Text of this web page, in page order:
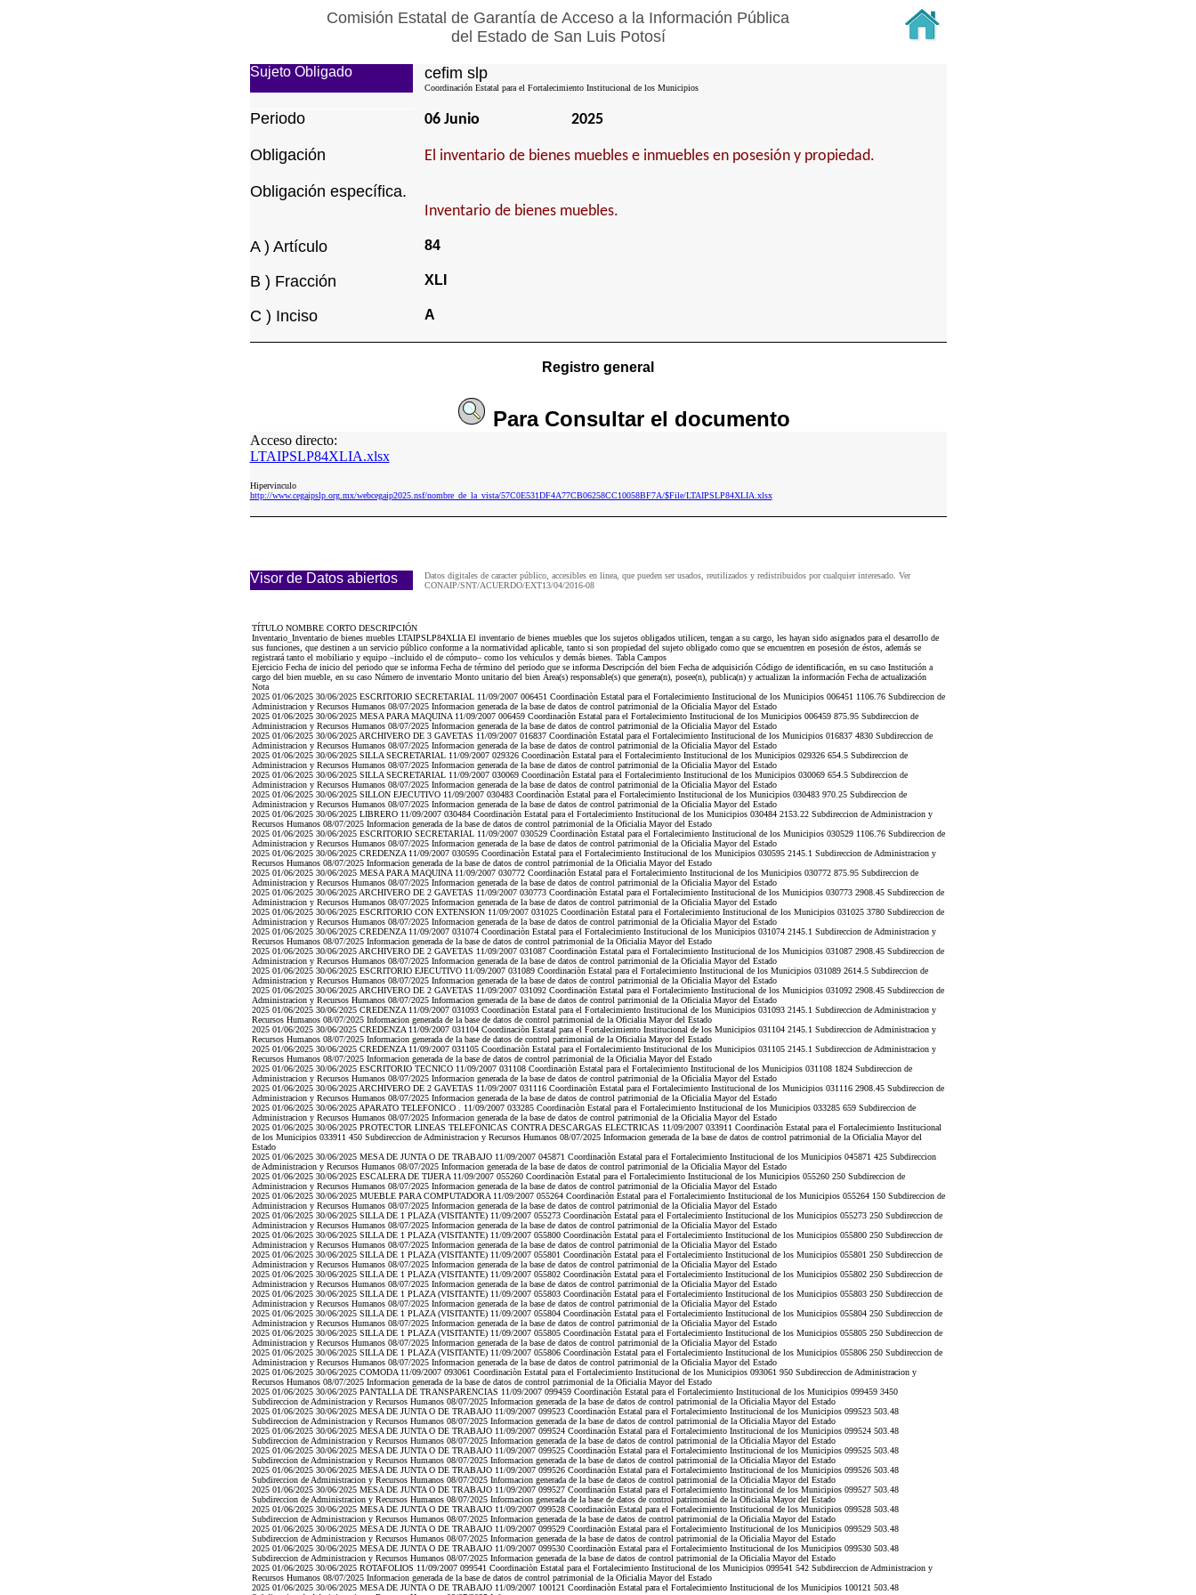
Comisión Estatal de Garantía de Acceso a la Información Pública
del Estado de San Luis Potosí
Sujeto Obligado cefim slp
Coordinación Estatal para el Fortalecimiento Institucional de los Municipios
Periodo 06 Junio 2025
Obligación El inventario de bienes muebles e inmuebles en posesión y propiedad.
Obligación específica.
Inventario de bienes muebles.
A ) Artículo 84
B ) Fracción XLI
C ) Inciso A
Registro general
Para Consultarel documento
Acceso directo:
LTAIPSLP84XLIA.xlsx
Hipervinculo
http://www.cegaipslp.org.mx/webcegaip2025.nsf/nombre_de_la_vista/57C0E531DF4A77CB06258CC10058BF7A/$File/LTAIPSLP84XLIA.xlsx
Visor de Datos abiertos
Datos digitales de caracter público, accesibles en linea, que pueden ser usados, reutilizados y redistribuidos por cualquier interesado. Ver
CONAIP/SNT/ACUERDO/EXT13/04/2016-08
TÍTULO NOMBRE CORTO DESCRIPCIÓN
Inventario_Inventario de bienes muebles LTAIPSLP84XLIA El inventario de bienes muebles que los sujetos obligados utilicen, tengan a su cargo, les hayan sido asignados para el desarrollo de
sus funciones, que destinen a un servicio público conforme a la normatividad aplicable, tanto si son propiedad del sujeto obligado como que se encuentren en posesión de éstos, además se
registrará tanto el mobiliario y equipo –incluido el de cómputo– como los vehículos y demás bienes. Tabla Campos
Ejercicio Fecha de inicio del periodo que se informa Fecha de término del periodo que se informa Descripción del bien Fecha de adquisición Código de identificación, en su caso Institución a
cargo del bien mueble, en su caso Número de inventario Monto unitario del bien Área(s) responsable(s) que genera(n), posee(n), publica(n) y actualizan la información Fecha de actualización
Nota
2025 01/06/2025 30/06/2025 ESCRITORIO SECRETARIAL 11/09/2007 006451 Coordinaciòn Estatal para el Fortalecimiento Institucional de los Municipios 006451 1106.76 Subdireccion de
Administracion y Recursos Humanos 08/07/2025 Informacion generada de la base de datos de control patrimonial de la Oficialia Mayor del Estado
2025 01/06/2025 30/06/2025 MESA PARA MAQUINA 11/09/2007 006459 Coordinaciòn Estatal para el Fortalecimiento Institucional de los Municipios 006459 875.95 Subdireccion de
Administracion y Recursos Humanos 08/07/2025 Informacion generada de la base de datos de control patrimonial de la Oficialia Mayor del Estado
2025 01/06/2025 30/06/2025 ARCHIVERO DE 3 GAVETAS 11/09/2007 016837 Coordinaciòn Estatal para el Fortalecimiento Institucional de los Municipios 016837 4830 Subdireccion de
Administracion y Recursos Humanos 08/07/2025 Informacion generada de la base de datos de control patrimonial de la Oficialia Mayor del Estado
2025 01/06/2025 30/06/2025 SILLA SECRETARIAL 11/09/2007 029326 Coordinaciòn Estatal para el Fortalecimiento Institucional de los Municipios 029326 654.5 Subdireccion de
Administracion y Recursos Humanos 08/07/2025 Informacion generada de la base de datos de control patrimonial de la Oficialia Mayor del Estado
2025 01/06/2025 30/06/2025 SILLA SECRETARIAL 11/09/2007 030069 Coordinaciòn Estatal para el Fortalecimiento Institucional de los Municipios 030069 654.5 Subdireccion de
Administracion y Recursos Humanos 08/07/2025 Informacion generada de la base de datos de control patrimonial de la Oficialia Mayor del Estado
2025 01/06/2025 30/06/2025 SILLON EJECUTIVO 11/09/2007 030483 Coordinaciòn Estatal para el Fortalecimiento Institucional de los Municipios 030483 970.25 Subdireccion de
Administracion y Recursos Humanos 08/07/2025 Informacion generada de la base de datos de control patrimonial de la Oficialia Mayor del Estado
2025 01/06/2025 30/06/2025 LIBRERO 11/09/2007 030484 Coordinaciòn Estatal para el Fortalecimiento Institucional de los Municipios 030484 2153.22 Subdireccion de Administracion y
Recursos Humanos 08/07/2025 Informacion generada de la base de datos de control patrimonial de la Oficialia Mayor del Estado
2025 01/06/2025 30/06/2025 ESCRITORIO SECRETARIAL 11/09/2007 030529 Coordinaciòn Estatal para el Fortalecimiento Institucional de los Municipios 030529 1106.76 Subdireccion de
Administracion y Recursos Humanos 08/07/2025 Informacion generada de la base de datos de control patrimonial de la Oficialia Mayor del Estado
2025 01/06/2025 30/06/2025 CREDENZA 11/09/2007 030595 Coordinaciòn Estatal para el Fortalecimiento Institucional de los Municipios 030595 2145.1 Subdireccion de Administracion y
Recursos Humanos 08/07/2025 Informacion generada de la base de datos de control patrimonial de la Oficialia Mayor del Estado
2025 01/06/2025 30/06/2025 MESA PARA MAQUINA 11/09/2007 030772 Coordinaciòn Estatal para el Fortalecimiento Institucional de los Municipios 030772 875.95 Subdireccion de
Administracion y Recursos Humanos 08/07/2025 Informacion generada de la base de datos de control patrimonial de la Oficialia Mayor del Estado
2025 01/06/2025 30/06/2025 ARCHIVERO DE 2 GAVETAS 11/09/2007 030773 Coordinaciòn Estatal para el Fortalecimiento Institucional de los Municipios 030773 2908.45 Subdireccion de
Administracion y Recursos Humanos 08/07/2025 Informacion generada de la base de datos de control patrimonial de la Oficialia Mayor del Estado
2025 01/06/2025 30/06/2025 ESCRITORIO CON EXTENSION 11/09/2007 031025 Coordinaciòn Estatal para el Fortalecimiento Institucional de los Municipios 031025 3780 Subdireccion de
Administracion y Recursos Humanos 08/07/2025 Informacion generada de la base de datos de control patrimonial de la Oficialia Mayor del Estado
2025 01/06/2025 30/06/2025 CREDENZA 11/09/2007 031074 Coordinaciòn Estatal para el Fortalecimiento Institucional de los Municipios 031074 2145.1 Subdireccion de Administracion y
Recursos Humanos 08/07/2025 Informacion generada de la base de datos de control patrimonial de la Oficialia Mayor del Estado
2025 01/06/2025 30/06/2025 ARCHIVERO DE 2 GAVETAS 11/09/2007 031087 Coordinaciòn Estatal para el Fortalecimiento Institucional de los Municipios 031087 2908.45 Subdireccion de
Administracion y Recursos Humanos 08/07/2025 Informacion generada de la base de datos de control patrimonial de la Oficialia Mayor del Estado
2025 01/06/2025 30/06/2025 ESCRITORIO EJECUTIVO 11/09/2007 031089 Coordinaciòn Estatal para el Fortalecimiento Institucional de los Municipios 031089 2614.5 Subdireccion de
Administracion y Recursos Humanos 08/07/2025 Informacion generada de la base de datos de control patrimonial de la Oficialia Mayor del Estado
2025 01/06/2025 30/06/2025 ARCHIVERO DE 2 GAVETAS 11/09/2007 031092 Coordinaciòn Estatal para el Fortalecimiento Institucional de los Municipios 031092 2908.45 Subdireccion de
Administracion y Recursos Humanos 08/07/2025 Informacion generada de la base de datos de control patrimonial de la Oficialia Mayor del Estado
2025 01/06/2025 30/06/2025 CREDENZA 11/09/2007 031093 Coordinaciòn Estatal para el Fortalecimiento Institucional de los Municipios 031093 2145.1 Subdireccion de Administracion y
Recursos Humanos 08/07/2025 Informacion generada de la base de datos de control patrimonial de la Oficialia Mayor del Estado
2025 01/06/2025 30/06/2025 CREDENZA 11/09/2007 031104 Coordinaciòn Estatal para el Fortalecimiento Institucional de los Municipios 031104 2145.1 Subdireccion de Administracion y
Recursos Humanos 08/07/2025 Informacion generada de la base de datos de control patrimonial de la Oficialia Mayor del Estado
2025 01/06/2025 30/06/2025 CREDENZA 11/09/2007 031105 Coordinaciòn Estatal para el Fortalecimiento Institucional de los Municipios 031105 2145.1 Subdireccion de Administracion y
Recursos Humanos 08/07/2025 Informacion generada de la base de datos de control patrimonial de la Oficialia Mayor del Estado
2025 01/06/2025 30/06/2025 ESCRITORIO TECNICO 11/09/2007 031108 Coordinaciòn Estatal para el Fortalecimiento Institucional de los Municipios 031108 1824 Subdireccion de
Administracion y Recursos Humanos 08/07/2025 Informacion generada de la base de datos de control patrimonial de la Oficialia Mayor del Estado
2025 01/06/2025 30/06/2025 ARCHIVERO DE 2 GAVETAS 11/09/2007 031116 Coordinaciòn Estatal para el Fortalecimiento Institucional de los Municipios 031116 2908.45 Subdireccion de
Administracion y Recursos Humanos 08/07/2025 Informacion generada de la base de datos de control patrimonial de la Oficialia Mayor del Estado
2025 01/06/2025 30/06/2025 APARATO TELEFONICO . 11/09/2007 033285 Coordinaciòn Estatal para el Fortalecimiento Institucional de los Municipios 033285 659 Subdireccion de
Administracion y Recursos Humanos 08/07/2025 Informacion generada de la base de datos de control patrimonial de la Oficialia Mayor del Estado
2025 01/06/2025 30/06/2025 PROTECTOR LINEAS TELEFONICAS CONTRA DESCARGAS ELECTRICAS 11/09/2007 033911 Coordinaciòn Estatal para el Fortalecimiento Institucional
de los Municipios 033911 450 Subdireccion de Administracion y Recursos Humanos 08/07/2025 Informacion generada de la base de datos de control patrimonial de la Oficialia Mayor del
Estado
2025 01/06/2025 30/06/2025 MESA DE JUNTA O DE TRABAJO 11/09/2007 045871 Coordinaciòn Estatal para el Fortalecimiento Institucional de los Municipios 045871 425 Subdireccion
de Administracion y Recursos Humanos 08/07/2025 Informacion generada de la base de datos de control patrimonial de la Oficialia Mayor del Estado
2025 01/06/2025 30/06/2025 ESCALERA DE TIJERA 11/09/2007 055260 Coordinaciòn Estatal para el Fortalecimiento Institucional de los Municipios 055260 250 Subdireccion de
Administracion y Recursos Humanos 08/07/2025 Informacion generada de la base de datos de control patrimonial de la Oficialia Mayor del Estado
2025 01/06/2025 30/06/2025 MUEBLE PARA COMPUTADORA 11/09/2007 055264 Coordinaciòn Estatal para el Fortalecimiento Institucional de los Municipios 055264 150 Subdireccion de
Administracion y Recursos Humanos 08/07/2025 Informacion generada de la base de datos de control patrimonial de la Oficialia Mayor del Estado
2025 01/06/2025 30/06/2025 SILLA DE 1 PLAZA (VISITANTE) 11/09/2007 055273 Coordinaciòn Estatal para el Fortalecimiento Institucional de los Municipios 055273 250 Subdireccion de
Administracion y Recursos Humanos 08/07/2025 Informacion generada de la base de datos de control patrimonial de la Oficialia Mayor del Estado
2025 01/06/2025 30/06/2025 SILLA DE 1 PLAZA (VISITANTE) 11/09/2007 055800 Coordinaciòn Estatal para el Fortalecimiento Institucional de los Municipios 055800 250 Subdireccion de
Administracion y Recursos Humanos 08/07/2025 Informacion generada de la base de datos de control patrimonial de la Oficialia Mayor del Estado
2025 01/06/2025 30/06/2025 SILLA DE 1 PLAZA (VISITANTE) 11/09/2007 055801 Coordinaciòn Estatal para el Fortalecimiento Institucional de los Municipios 055801 250 Subdireccion de
Administracion y Recursos Humanos 08/07/2025 Informacion generada de la base de datos de control patrimonial de la Oficialia Mayor del Estado
2025 01/06/2025 30/06/2025 SILLA DE 1 PLAZA (VISITANTE) 11/09/2007 055802 Coordinaciòn Estatal para el Fortalecimiento Institucional de los Municipios 055802 250 Subdireccion de
Administracion y Recursos Humanos 08/07/2025 Informacion generada de la base de datos de control patrimonial de la Oficialia Mayor del Estado
2025 01/06/2025 30/06/2025 SILLA DE 1 PLAZA (VISITANTE) 11/09/2007 055803 Coordinaciòn Estatal para el Fortalecimiento Institucional de los Municipios 055803 250 Subdireccion de
Administracion y Recursos Humanos 08/07/2025 Informacion generada de la base de datos de control patrimonial de la Oficialia Mayor del Estado
2025 01/06/2025 30/06/2025 SILLA DE 1 PLAZA (VISITANTE) 11/09/2007 055804 Coordinaciòn Estatal para el Fortalecimiento Institucional de los Municipios 055804 250 Subdireccion de
Administracion y Recursos Humanos 08/07/2025 Informacion generada de la base de datos de control patrimonial de la Oficialia Mayor del Estado
2025 01/06/2025 30/06/2025 SILLA DE 1 PLAZA (VISITANTE) 11/09/2007 055805 Coordinaciòn Estatal para el Fortalecimiento Institucional de los Municipios 055805 250 Subdireccion de
Administracion y Recursos Humanos 08/07/2025 Informacion generada de la base de datos de control patrimonial de la Oficialia Mayor del Estado
2025 01/06/2025 30/06/2025 SILLA DE 1 PLAZA (VISITANTE) 11/09/2007 055806 Coordinaciòn Estatal para el Fortalecimiento Institucional de los Municipios 055806 250 Subdireccion de
Administracion y Recursos Humanos 08/07/2025 Informacion generada de la base de datos de control patrimonial de la Oficialia Mayor del Estado
2025 01/06/2025 30/06/2025 COMODA 11/09/2007 093061 Coordinaciòn Estatal para el Fortalecimiento Institucional de los Municipios 093061 950 Subdireccion de Administracion y
Recursos Humanos 08/07/2025 Informacion generada de la base de datos de control patrimonial de la Oficialia Mayor del Estado
2025 01/06/2025 30/06/2025 PANTALLA DE TRANSPARENCIAS 11/09/2007 099459 Coordinaciòn Estatal para el Fortalecimiento Institucional de los Municipios 099459 3450
Subdireccion de Administracion y Recursos Humanos 08/07/2025 Informacion generada de la base de datos de control patrimonial de la Oficialia Mayor del Estado
2025 01/06/2025 30/06/2025 MESA DE JUNTA O DE TRABAJO 11/09/2007 099523 Coordinaciòn Estatal para el Fortalecimiento Institucional de los Municipios 099523 503.48
Subdireccion de Administracion y Recursos Humanos 08/07/2025 Informacion generada de la base de datos de control patrimonial de la Oficialia Mayor del Estado
2025 01/06/2025 30/06/2025 MESA DE JUNTA O DE TRABAJO 11/09/2007 099524 Coordinaciòn Estatal para el Fortalecimiento Institucional de los Municipios 099524 503.48
Subdireccion de Administracion y Recursos Humanos 08/07/2025 Informacion generada de la base de datos de control patrimonial de la Oficialia Mayor del Estado
2025 01/06/2025 30/06/2025 MESA DE JUNTA O DE TRABAJO 11/09/2007 099525 Coordinaciòn Estatal para el Fortalecimiento Institucional de los Municipios 099525 503.48
Subdireccion de Administracion y Recursos Humanos 08/07/2025 Informacion generada de la base de datos de control patrimonial de la Oficialia Mayor del Estado
2025 01/06/2025 30/06/2025 MESA DE JUNTA O DE TRABAJO 11/09/2007 099526 Coordinaciòn Estatal para el Fortalecimiento Institucional de los Municipios 099526 503.48
Subdireccion de Administracion y Recursos Humanos 08/07/2025 Informacion generada de la base de datos de control patrimonial de la Oficialia Mayor del Estado
2025 01/06/2025 30/06/2025 MESA DE JUNTA O DE TRABAJO 11/09/2007 099527 Coordinaciòn Estatal para el Fortalecimiento Institucional de los Municipios 099527 503.48
Subdireccion de Administracion y Recursos Humanos 08/07/2025 Informacion generada de la base de datos de control patrimonial de la Oficialia Mayor del Estado
2025 01/06/2025 30/06/2025 MESA DE JUNTA O DE TRABAJO 11/09/2007 099528 Coordinaciòn Estatal para el Fortalecimiento Institucional de los Municipios 099528 503.48
Subdireccion de Administracion y Recursos Humanos 08/07/2025 Informacion generada de la base de datos de control patrimonial de la Oficialia Mayor del Estado
2025 01/06/2025 30/06/2025 MESA DE JUNTA O DE TRABAJO 11/09/2007 099529 Coordinaciòn Estatal para el Fortalecimiento Institucional de los Municipios 099529 503.48
Subdireccion de Administracion y Recursos Humanos 08/07/2025 Informacion generada de la base de datos de control patrimonial de la Oficialia Mayor del Estado
2025 01/06/2025 30/06/2025 MESA DE JUNTA O DE TRABAJO 11/09/2007 099530 Coordinaciòn Estatal para el Fortalecimiento Institucional de los Municipios 099530 503.48
Subdireccion de Administracion y Recursos Humanos 08/07/2025 Informacion generada de la base de datos de control patrimonial de la Oficialia Mayor del Estado
2025 01/06/2025 30/06/2025 ROTAFOLIOS 11/09/2007 099541 Coordinaciòn Estatal para el Fortalecimiento Institucional de los Municipios 099541 542 Subdireccion de Administracion y
Recursos Humanos 08/07/2025 Informacion generada de la base de datos de control patrimonial de la Oficialia Mayor del Estado
2025 01/06/2025 30/06/2025 MESA DE JUNTA O DE TRABAJO 11/09/2007 100121 Coordinaciòn Estatal para el Fortalecimiento Institucional de los Municipios 100121 503.48